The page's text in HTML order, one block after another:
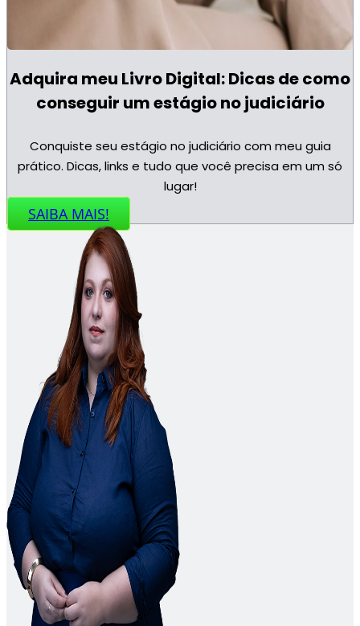
Adquira meu Livro Digital: Dicas de como
conseguir um estágio no judiciário
Conquiste seu estágio no judiciário com meu guia
prático. Dicas, links e tudo que você precisa em um só
lugar!
SAIBA MAIS!